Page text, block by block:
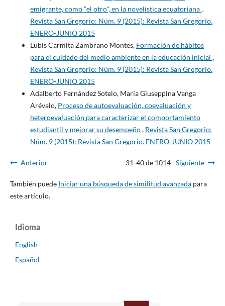
emigrante, como "el otro", en la novelística ecuatoriana,
Revista San Gregorio: Núm. 9 (2015): Revista San Gregorio.
ENERO-JUNIO 2015
Lubis Carmita Zambrano Montes, Formación de hábitos
para el cuidado del medio ambiente en la educación inicial ,
Revista San Gregorio: Núm. 9 (2015): Revista San Gregorio.
ENERO-JUNIO 2015
Adalberto Fernández Sotelo, María Giuseppina Vanga
Arévalo, Proceso de autoevaluación, coevaluación y
heteroevaluación para caracterizar el comportamiento
estudiantil y mejorar su desempeño, Revista San Gregorio:
Núm. 9 (2015): Revista San Gregorio. ENERO-JUNIO 2015
Anterior 31-40 de 1014 Siguiente
También puede Iniciar una búsqueda de similitud avanzadapara
este artículo.
Idioma
English
Español